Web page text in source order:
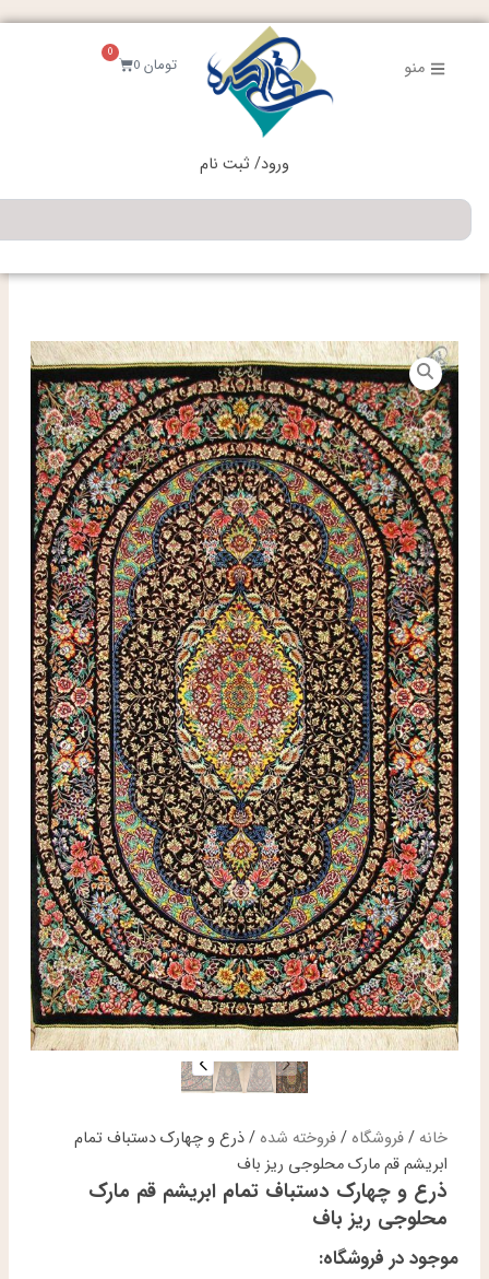
رفتن
منو تومان0
0
سبد
خرید
ورود/ ثبت نام
جستجو
خانه /فروشگاه/فروخته شده/ ذرع و چهارک دستباف تمام
ابریشم قم مارک محلوجی ریز باف
ذرع و چهارک دستباف تمام ابریشم قم مارک
محلوجی ریز باف
موجود در فروشگاه: